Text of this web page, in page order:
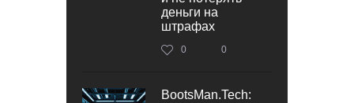
деньги на
штрафах
0 0
BootsMan.Tech: